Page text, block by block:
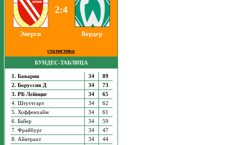
2:4
Энерги Вердер
статистика
БУНДЕС-ТАБЛИЦА
1. Бавария 34
89
2. Боруссия Д
34
73
3. РБ Лейпциг
34
65
4. Штуттгарт
34
62
5. Хоффенхайм
34
61
6. Байер
34
59
7. Фрайбург
34
47
8. Айнтрахт
34
44